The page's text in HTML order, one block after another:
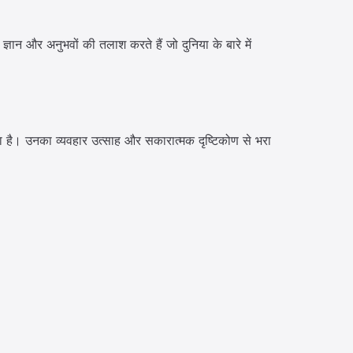
और अनुभवों की तलाश करते हैं जो दुनिया के बारे में
उनका व्यवहार उत्साह और सकारात्मक दृष्टिकोण से भरा